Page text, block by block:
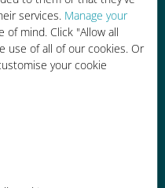
services. Manage your
of mind. Click "Allow all
use of all of our cookies. Or
your cookie